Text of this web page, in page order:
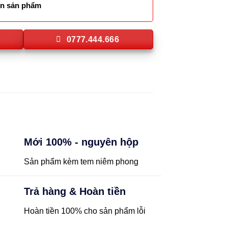
sản phẩm
0777.444.666
Mới 100% - nguyên hộp
Sản phẩm kèm tem niêm phong
Trả hàng & Hoàn tiền
Hoàn tiền 100% cho sản phẩm lỗi